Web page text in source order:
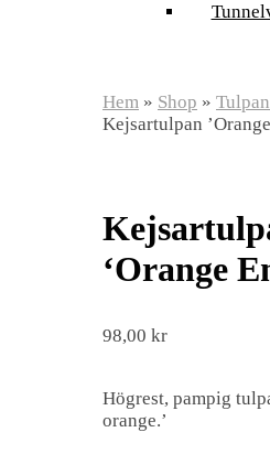
Hem » Shop »
Kejsartulpan
‘Orange
98,00 kr
Högrest, pampig
orange.’